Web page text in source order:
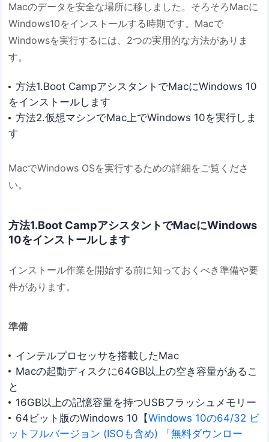
Macのデータを安全な場所に移しました。そろそろMacに
Windows10をインストールする時期です。Macで
Windowsを実行するには、2つの実用的な方法がありま
す。
方法1.Boot CampアシスタントでMacにWindows 10
をインストールします
方法2.仮想マシンでMac上でWindows 10を実行しま
す
MacでWindows OSを実行するための詳細をご覧くださ
い。
方法1.Boot CampアシスタントでMacにWindows
10をインストールします
インストール作業を開始する前に知っておくべき準備や要
件があります。
準備
インテルプロセッサを搭載したMac
Macの起動ディスクに64GB以上の空き容量があるこ
と
16GB以上の記憶容量を持つUSBフラッシュメモリー
64ビット版のWindows 10【Windows 10の64/32 ビ
ットフルバージョン (ISOも含め) 「無料ダウンロー